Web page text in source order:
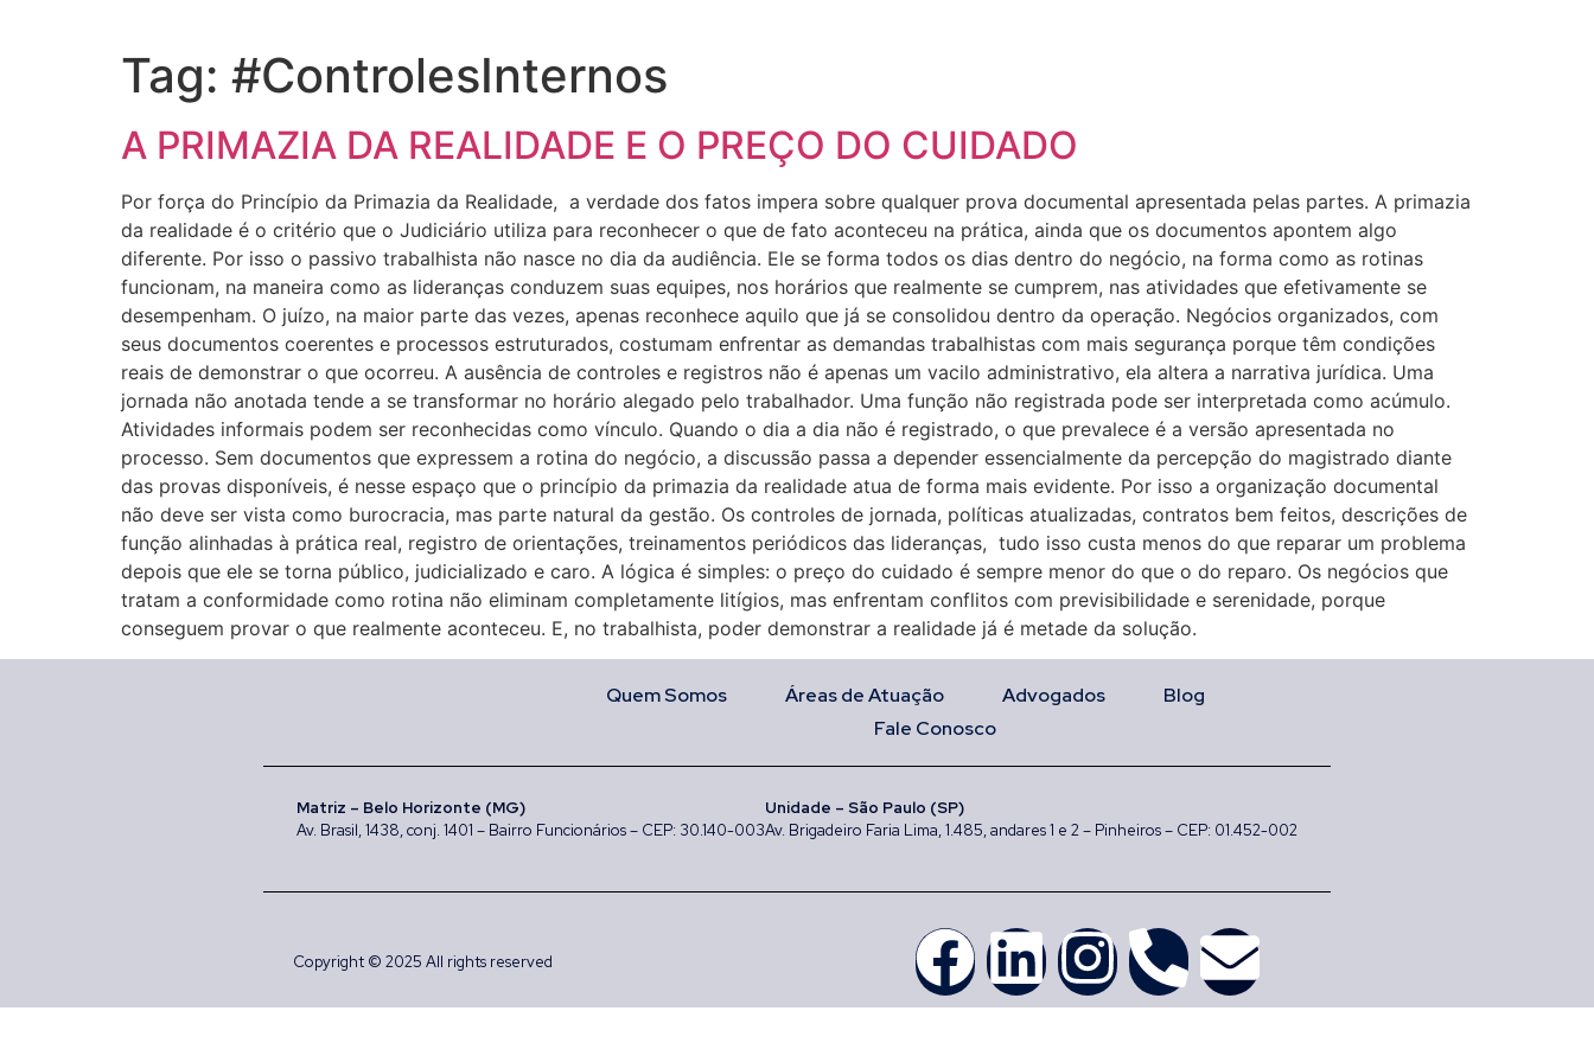
Tag: #ControlesInternos
A PRIMAZIA DA REALIDADE E O PREÇO DO CUIDADO
Por força do Princípio da Primazia da Realidade, a verdade dos fatos impera sobre qualquer prova documental apresentada pelas partes. A primazia
da realidade é o critério que o Judiciário utiliza para reconhecer o que de fato aconteceu na prática, ainda que os documentos apontem algo
diferente. Por isso o passivo trabalhista não nasce no dia da audiência. Ele se forma todos os dias dentro do negócio, na forma como as rotinas
funcionam, na maneira como as lideranças conduzem suas equipes, nos horários que realmente se cumprem, nas atividades que efetivamente se
desempenham. O juízo, na maior parte das vezes, apenas reconhece aquilo que já se consolidou dentro da operação. Negócios organizados, com
seus documentos coerentes e processos estruturados, costumam enfrentar as demandas trabalhistas com mais segurança porque têm condições
reais de demonstrar o que ocorreu. A ausência de controles e registros não é apenas um vacilo administrativo, ela altera a narrativa jurídica. Uma
jornada não anotada tende a se transformar no horário alegado pelo trabalhador. Uma função não registrada pode ser interpretada como acúmulo.
Atividades informais podem ser reconhecidas como vínculo. Quando o dia a dia não é registrado, o que prevalece é a versão apresentada no
processo. Sem documentos que expressem a rotina do negócio, a discussão passa a depender essencialmente da percepção do magistrado diante
das provas disponíveis, é nesse espaço que o princípio da primazia da realidade atua de forma mais evidente. Por isso a organização documental
não deve ser vista como burocracia, mas parte natural da gestão. Os controles de jornada, políticas atualizadas, contratos bem feitos, descrições de
função alinhadas à prática real, registro de orientações, treinamentos periódicos das lideranças, tudo isso custa menos do que reparar um problema
depois que ele se torna público, judicializado e caro. A lógica é simples: o preço do cuidado é sempre menor do que o do reparo. Os negócios que
tratam a conformidade como rotina não eliminam completamente litígios, mas enfrentam conflitos com previsibilidade e serenidade, porque
conseguem provar o que realmente aconteceu. E, no trabalhista, poder demonstrar a realidade já é metade da solução.
Quem Somos Áreas de Atuação Advogados
Blog
Fale Conosco
Matriz – Belo Horizonte (MG)
Av. Brasil, 1438, conj. 1401 – Bairro Funcionários – CEP: 30.140-003
Unidade – São Paulo (SP)
Av. Brigadeiro Faria Lima, 1.485, andares 1 e 2 – Pinheiros – CEP: 01.452-002
Copyright © 2025 All rights reserved